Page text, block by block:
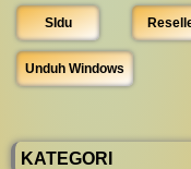
SIdu
Unduh Windows
KATEGORI